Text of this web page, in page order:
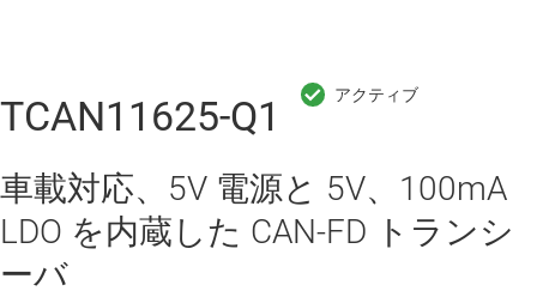
TCAN11625-Q1
車載対応、5V 電源と 5V、100mA
LDO を内蔵した CAN-FD トランシ
ーバ